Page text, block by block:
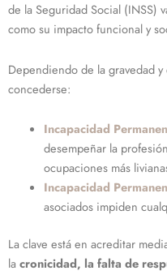
de la Seguridad Social (INSS)
como su impacto funcional y
Dependiendo de la gravedad
concederse:
Incapacidad
desempeñar la
ocupaciones más
Incapacidad
asociados impiden
La clave está en acreditar
la cronicidad, la falta de